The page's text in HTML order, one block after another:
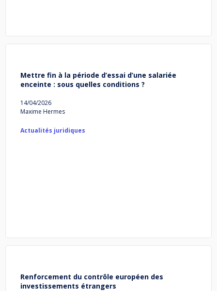
Mettre fin à la période d’essai d’une salariée
enceinte : sous quelles conditions ?
14/04/2026
Maxime Hermes
Actualités juridiques
Renforcement du contrôle européen des
investissements étrangers